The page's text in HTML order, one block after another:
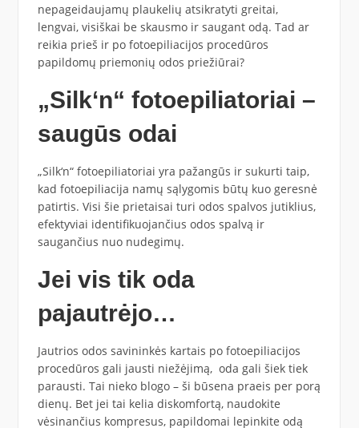
nepageidaujamų plaukelių atsikratyti greitai,
lengvai, visiškai be skausmo ir saugant odą. Tad ar
reikia prieš ir po fotoepiliacijos procedūros
papildomų priemonių odos priežiūrai?
„Silk‘n“ fotoepiliatoriai –
saugūs odai
„Silk‘n“ fotoepiliatoriai yra pažangūs ir sukurti taip,
kad fotoepiliacija namų sąlygomis būtų kuo geresnė
patirtis. Visi šie prietaisai turi odos spalvos jutiklius,
efektyviai identifikuojančius odos spalvą ir
saugančius nuo nudegimų.
Jei vis tik oda
pajautrėjo…
Jautrios odos savininkės kartais po fotoepiliacijos
procedūros gali jausti niežėjimą, oda gali šiek tiek
parausti. Tai nieko blogo – ši būsena praeis per porą
dienų. Bet jei tai kelia diskomfortą, naudokite
vėsinančius kompresus, papildomai lepinkite odą